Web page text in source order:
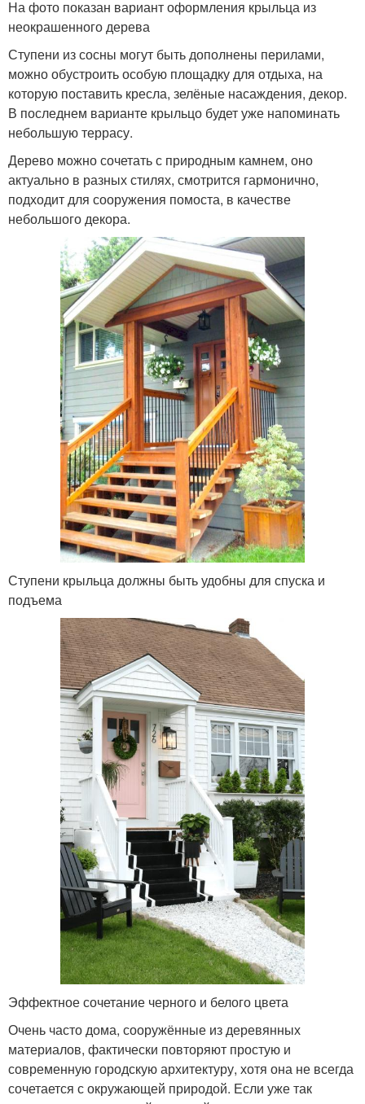
На фото показан вариант оформления крыльца из
неокрашенного дерева
Ступени из сосны могут быть дополнены перилами,
можно обустроить особую площадку для отдыха, на
которую поставить кресла, зелёные насаждения, декор.
В последнем варианте крыльцо будет уже напоминать
небольшую террасу.
Дерево можно сочетать с природным камнем, оно
актуально в разных стилях, смотрится гармонично,
подходит для сооружения помоста, в качестве
небольшого декора.
Ступени крыльца должны быть удобны для спуска и
подъема
Эффектное сочетание черного и белого цвета
Очень часто дома, сооружённые из деревянных
материалов, фактически повторяют простую и
современную городскую архитектуру, хотя она не всегда
сочетается с окружающей природой. Если уже так